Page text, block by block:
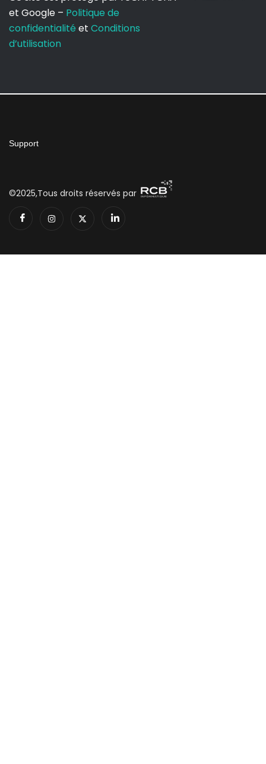
et Google – Politique de
confidentialité et Conditions
d’utilisation
Support
©2025,Tous droits réservés par